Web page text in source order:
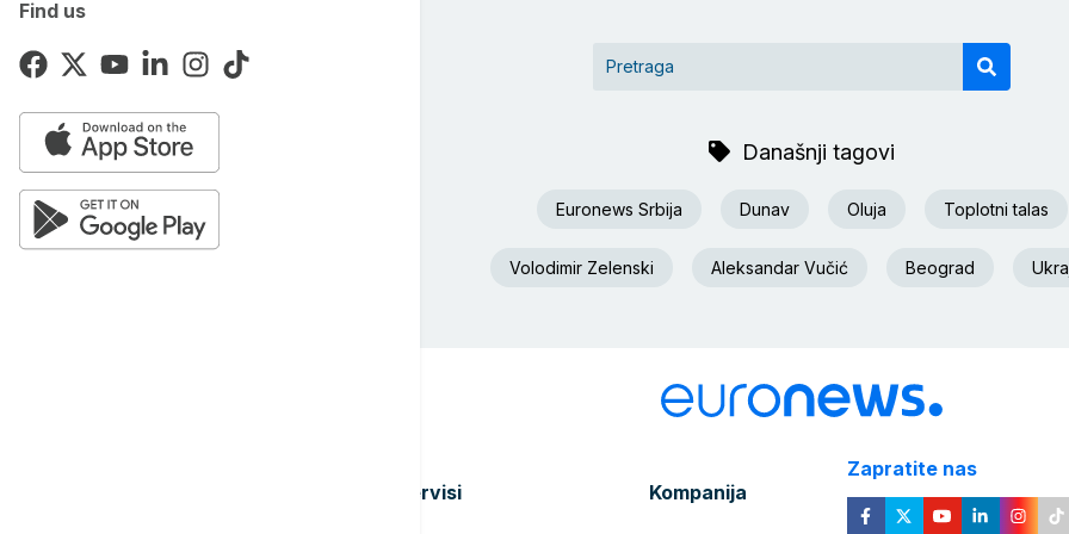
Find us
Današnji tagovi
Euronews Srbija Dunav Oluja Toplotni talas
Volodimir Zelenski Aleksandar Vučić Beograd
Servisi Kompanija
Zapratite nas